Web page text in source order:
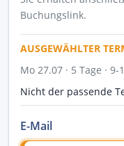
Buchungslink.
AUSGEWÄHLTER
Mo 27.07 · 5 Tage ·
Nicht der passende
E-Mail